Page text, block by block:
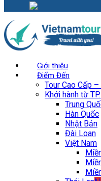
Giới thiệu
Điểm Đến
Tour Cao Cấp
Khởi hành từ
Trung
Hàn Quốc
Nhật Bản
Đài Loan
Việt Nam